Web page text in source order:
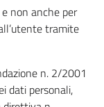
non anche per
tramite
n. 2/2001
dati personali,